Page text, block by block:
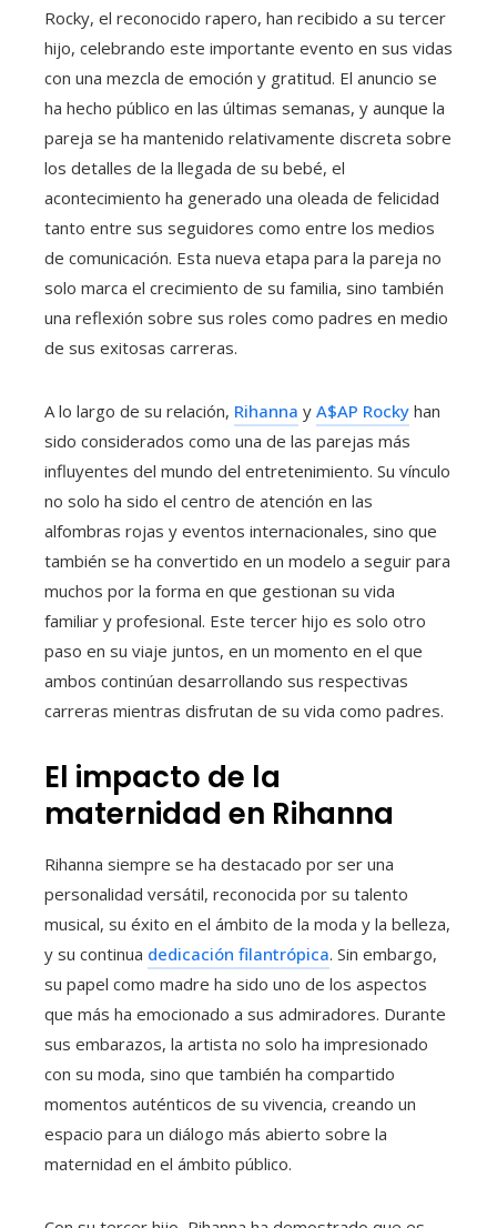
Rocky, el reconocido rapero, han recibido a su tercer
hijo, celebrando este importante evento en sus vidas
con una mezcla de emoción y gratitud. El anuncio se
ha hecho público en las últimas semanas, y aunque la
pareja se ha mantenido relativamente discreta sobre
los detalles de la llegada de su bebé, el
acontecimiento ha generado una oleada de felicidad
tanto entre sus seguidores como entre los medios
de comunicación. Esta nueva etapa para la pareja no
solo marca el crecimiento de su familia, sino también
una reflexión sobre sus roles como padres en medio
de sus exitosas carreras.
A lo largo de su relación, Rihanna y A$AP Rocky han
sido considerados como una de las parejas más
influyentes del mundo del entretenimiento. Su vínculo
no solo ha sido el centro de atención en las
alfombras rojas y eventos internacionales, sino que
también se ha convertido en un modelo a seguir para
muchos por la forma en que gestionan su vida
familiar y profesional. Este tercer hijo es solo otro
paso en su viaje juntos, en un momento en el que
ambos continúan desarrollando sus respectivas
carreras mientras disfrutan de su vida como padres.
El impacto de la
maternidad en Rihanna
Rihanna siempre se ha destacado por ser una
personalidad versátil, reconocida por su talento
musical, su éxito en el ámbito de la moda y la belleza,
y su continua dedicación filantrópica. Sin embargo,
su papel como madre ha sido uno de los aspectos
que más ha emocionado a sus admiradores. Durante
sus embarazos, la artista no solo ha impresionado
con su moda, sino que también ha compartido
momentos auténticos de su vivencia, creando un
espacio para un diálogo más abierto sobre la
maternidad en el ámbito público.